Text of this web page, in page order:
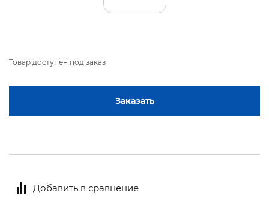
Товар доступен под заказ
Заказать
Добавить в сравнение